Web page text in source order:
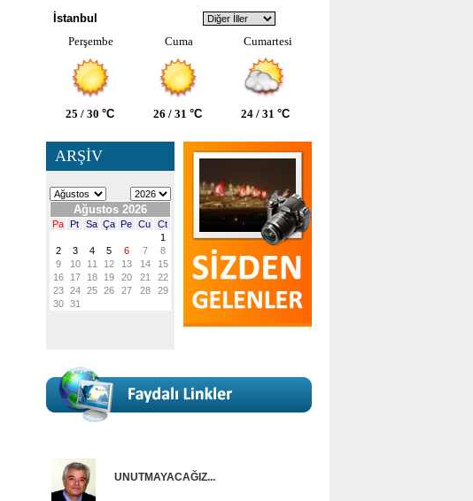
İstanbul
Perşembe
Cuma Cumartesi
25 / 30 °C 26 / 31 °C 24 / 31 °C
ARŞİV
UNUTMAYACAĞIZ...